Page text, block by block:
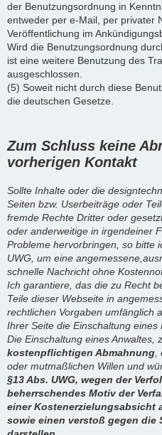
der Benutzungsordnung in
entweder per e-Mail, per privater
Veröffentlichung im
Wird die Benutzungsordnung
ist eine weitere Benutzung des
ausgeschlossen.
(5) Soweit nicht durch diese
die deutschen Gesetze.
Zum Schluss keine
vorherigen Kontakt
Sollte Inhalte oder die
Seiten bzw. Userbeiträge oder
fremde Rechte Dritter oder
oder anderweitige in irgendeiner
Probleme hervorbringen, so bitte
UWG, um eine
schnelle Nachricht ohne
Ich garantiere, das die zu Recht
Teile dieser Webseite in
rechtlichen Vorgaben umfänglich
Ihrer Seite die Einschaltung
Die Einschaltung eines Anwaltes,
kostenpflichtigen Abmahnung
oder mutmaßlichen Willen und
§13 Abs. UWG, wegen der
beherrschendes Motiv der
einer Kostenerzielungsabsicht
sowie einen verstoß gegen